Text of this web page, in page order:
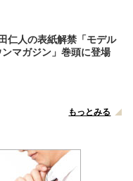
仁人の表紙解禁「モデル
マガジン」巻頭に登場
もっとみる